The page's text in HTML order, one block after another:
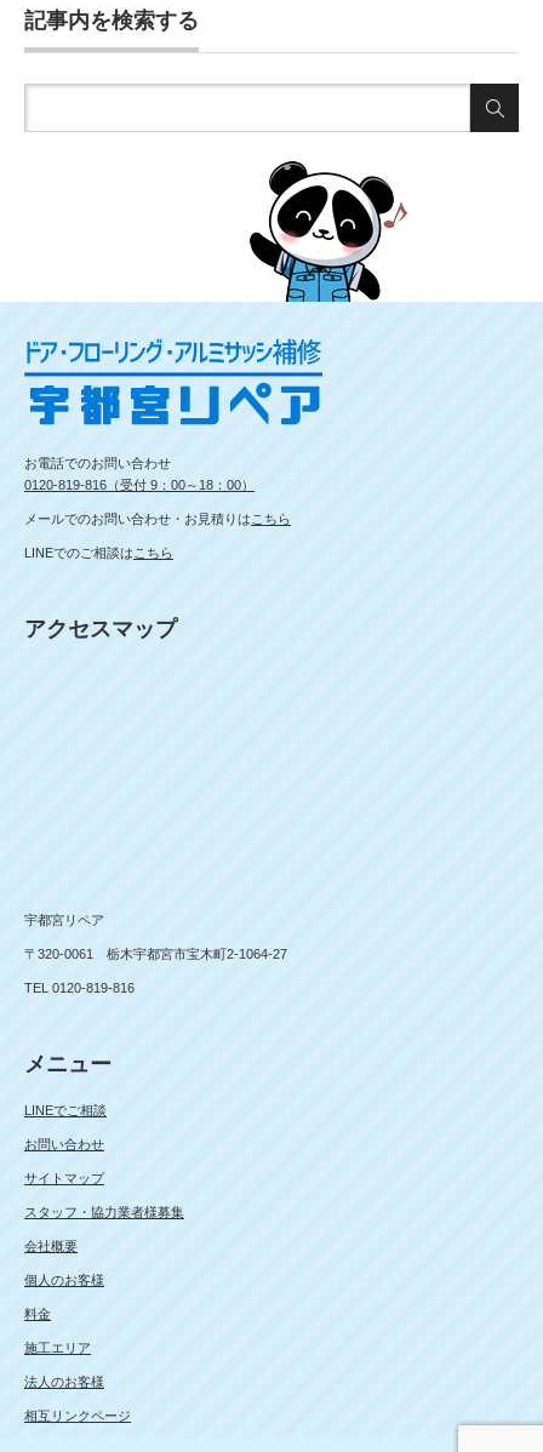
記事内を検索する
お電話でのお問い合わせ
0120-819-816（受付 9：00～18：00）
メールでのお問い合わせ・お見積りは こちら
LINEでのご相談は こちら
アクセスマップ
宇都宮リペア
〒320-0061 栃木宇都宮市宝木町2-1064-27
TEL 0120-819-816
メニュー
LINEでご相談
お問い合わせ
サイトマップ
スタッフ・協力業者様募集
会社概要
個人のお客様
料金
施工エリア
法人のお客様
相互リンクページ